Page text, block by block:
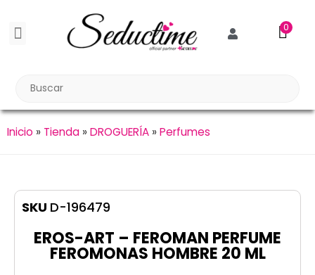
0
Inicio » Tienda »DROGUERÍA »Perfumes
SKU D-196479
EROS-ART – FEROMAN PERFUME
FEROMONAS HOMBRE 20 ML